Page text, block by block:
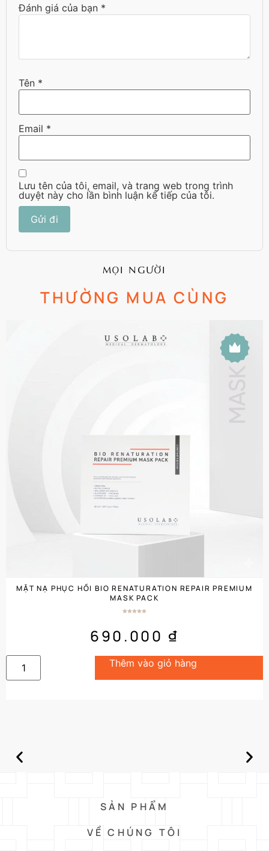
Đánh giá của bạn *
Tên *
Email *
Lưu tên của tôi, email, và trang web trong trình
duyệt này cho lần bình luận kế tiếp của tôi.
MỌI NGƯỜI
THƯỜNG MUA CÙNG
MẶT NẠ PHỤC HỒI BIO RENATURATION REPAIR PREMIUM
MASK PACK
690.000 ₫
Thêm vào giỏ hàng
SẢN PHẨM
VỀ CHÚNG TÔI